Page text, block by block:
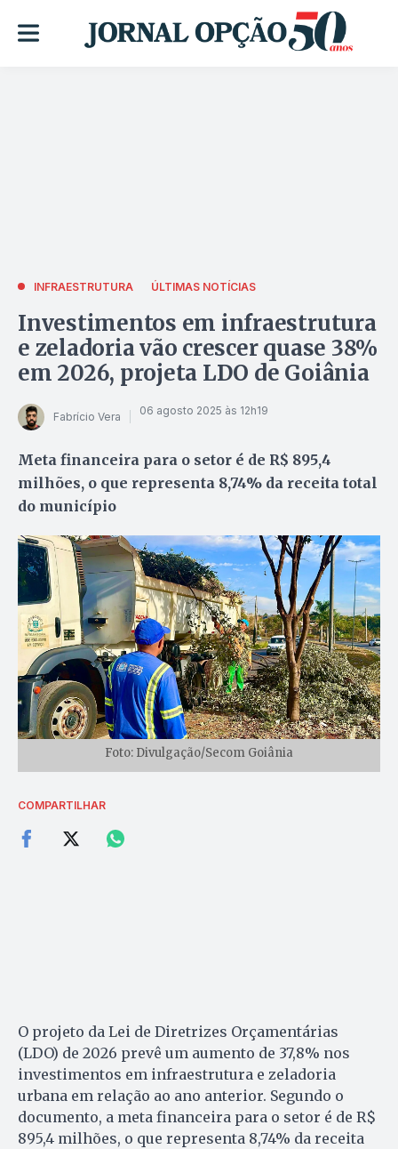
INFRAESTRUTURA ÚLTIMAS NOTÍCIAS
Investimentos em infraestrutura
e zeladoria vão crescer quase 38%
em 2026, projeta LDO de Goiânia
Fabrício Vera 06 agosto 2025 às 12h19
Meta financeira para o setor é de R$ 895,4
milhões, o que representa 8,74% da receita total
do município
Foto: Divulgação/Secom Goiânia
COMPARTILHAR
O projeto da Lei de Diretrizes Orçamentárias
(LDO) de 2026 prevê um aumento de 37,8% nos
investimentos em infraestrutura e zeladoria
urbana em relação ao ano anterior. Segundo o
documento, a meta financeira para o setor é de R$
895,4 milhões, o que representa 8,74% da receita